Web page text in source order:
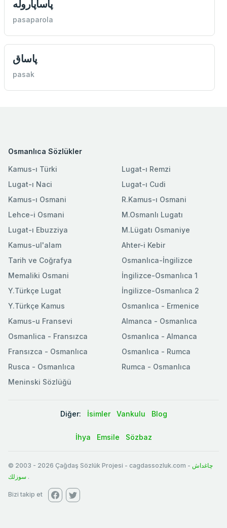
پاساپاروله
pasaparola
پاساق
pasak
Osmanlıca Sözlükler
Kamus-ı Türki
Lugat-ı Naci
Kamus-ı Osmani
Lehce-i Osmani
Lugat-ı Ebuzziya
Lugat-ı Remzi
Lugat-ı Cudi
R.Kamus-ı Osmani
M.Osmanlı Lugatı
M.Lügatı Osmaniye
Kamus-ul'alam
Tarih ve Coğrafya
Memaliki Osmani
Y.Türkçe Lugat
Y.Türkçe Kamus
Ahter-i Kebir
Osmanlıca-İngilizce
İngilizce-Osmanlıca 1
İngilizce-Osmanlıca 2
Osmanlıca - Ermenice
Kamus-u Fransevi
Osmanlica - Fransızca
Fransızca - Osmanlıca
Rusca - Osmanlıca
Meninski Sözlüğü
Almanca - Osmanlıca
Osmanlıca - Almanca
Osmanlıca - Rumca
Rumca - Osmanlıca
Diğer: İsimler Vankulu Blog
İhya Emsile Sözbaz
© 2003 - 2026 Çağdaş Sözlük Projesi - cagdassozluk.com - چاغداش
سوزلك .
Bizi takip et